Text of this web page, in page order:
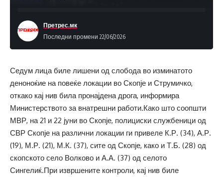
Последни промени 22/06/2026
Претрес.мк
Седум лица биле лишени од слобода во изминатото
деноноќие на повеќе локации во Скопје и Струмичко,
откако кај нив била пронајдена дрога, информира
Министерството за внатрешни работи.Како што соопшти
МВР, на 21 и 22 јуни во Скопје, полициски службеници од
СВР Скопје на различни локации ги привеле К.Р. (34), А.Р.
(19), М.Р. (21), М.К. (37), сите од Скопје, како и Т.Б. (28) од
скопското село Волково и А.А. (37) од селото
Сингелиќ.При извршените контроли, кај нив биле